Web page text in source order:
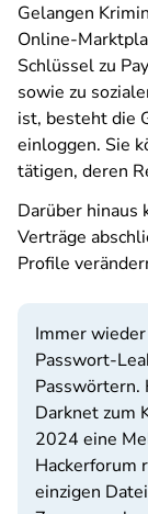
Gelangen
Online-
Schlüssel zu
sowie zu
ist, besteht die
einloggen. Sie
tätigen, deren
Darüber hinaus
Verträge
Profile
Immer
Passwort-
Passwörtern.
Darknet zum
2024 eine
Hackerforum
einzigen